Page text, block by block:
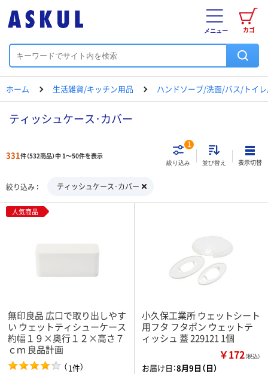
カゴ
メニュー
ホーム 生活雑貨/キッチン用品 ハンドソープ/洗面/バス/トイ
ティッシュケース･カバー
331件（532商品）中 1～50件を表示
絞り込み
1
並び替え 表示切替
絞り込み ティッシュケース･カバー
人気商品
無印良品 広口で取り出しやす
い ウェットティシューケース
約幅１９×奥行１２×高さ７
ｃｍ 良品計画
（1件）
小久保工業所 ウェットシート
用フタ フタポン ウェットテ
ィッシュ 蓋 229121 1個
￥172（税込）
お届け日：8月9日（日）